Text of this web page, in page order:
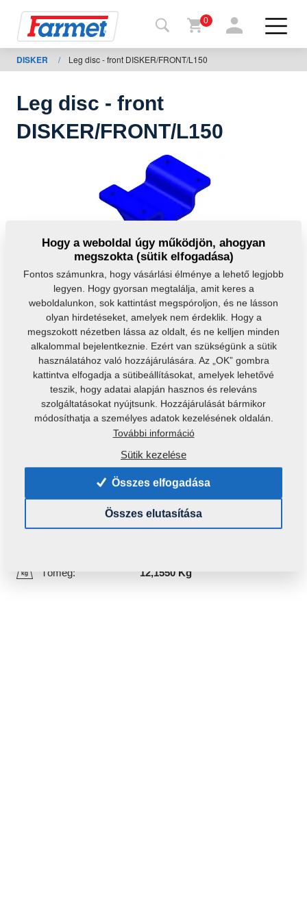
a
Farmet
shop
0
DISKER / Leg disc - front DISKER/FRONT/L150
Leg disc - front
DISKER/FRONT/L150
8000641-20013
Eredeti katalógusszám:
8000641-200178000641-20001
Ezt az alkatrészt a következő gépekhez is használni
Tömeg: 12,1550 Kg
Hogy a weboldal úgy működjön, ahogyan
megszokta (sütik elfogadása)
Fontos számunkra, hogy vásárlási élménye a lehető legjobb
legyen. Hogy gyorsan megtalálja, amit keres a
weboldalunkon, sok kattintást megspóroljon, és ne lásson
olyan hirdetéseket, amelyek nem érdeklik. Hogy a
megszokott nézetben lássa az oldalt, és ne kelljen minden
alkalommal bejelentkeznie. Ezért van szükségünk a sütik
használatához való hozzájárulására. Az „OK” gombra
kattintva elfogadja a sütibeállításokat, amelyek lehetővé
teszik, hogy adatai alapján hasznos és releváns
szolgáltatásokat nyújtsunk. Hozzájárulását bármikor
módosíthatja a személyes adatok kezelésének oldalán.
További információ
Sütik kezelése
Összes elfogadása
Összes elutasítása